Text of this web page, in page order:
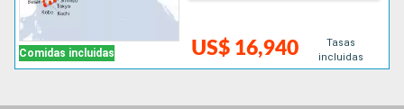
Comidas incluidas US$ 16,940
Tasas
incluidas